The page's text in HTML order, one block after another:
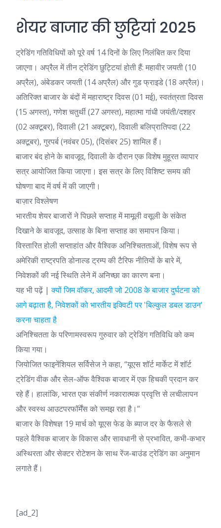
शेयर बाजार की छुट्टियां 2025
ट्रेडिंग गतिविधियों को पूरे वर्ष 14 दिनों के लिए निलंबित कर दिया
जाएगा। अप्रैल में तीन ट्रेडिंग छुट्टियां होती हैं: महावीर जयती (10
अप्रैल), अंबेडकर जयती (14 अप्रैल) और गुड फ्राइडे (18 अप्रैल)।
अतिरिक्त बाजार के बंदों में महाराष्ट्र दिवस (01 मई), स्वतंत्रता दिवस
(15 अगस्त), गणेश चतुर्थी (27 अगस्त), महात्मा गांधी जयंती/दशहर
(02 अक्टूबर), दिवाली (21 अक्टूबर), दिवाली बलिप्रातिपदा (22
अक्टूबर), गुरपर्ब (नवंबर 05), (दिसंबर 25) शामिल हैं।
बाजार बंद होने के बावजूद, दिवाली के दौरान एक विशेष मुहूरत व्यापार
सत्र आयोजित किया जाएगा। इस सत्र के लिए विशिष्ट समय की
घोषणा बाद में वर्ष में की जाएगी।
बाज़ार विश्लेषण
भारतीय शेयर बाजारों ने पिछले सप्ताह में मामूली वसूली के संकेत
दिखाने के बावजूद, उत्साह के बिना सप्ताह का समापन किया।
विस्तारित होली सप्ताहांत और वैश्विक अनिश्चितताओं, विशेष रूप से
अमेरिकी राष्ट्रपति डोनाल्ड ट्रम्प की टैरिफ नीतियों के बारे में,
निवेशकों की नई स्थिति लेने में अनिच्छा का कारण बना।
यह भी पढ़ें |क्यों जिम वॉकर, आदमी जो 2008 के बाजार दुर्घटना को
आगे बढ़ाता है, निवेशकों को भारतीय इक्विटी पर 'बिल्कुल डबल डाउन'
करना चाहता है
अनिश्चितता के परिणामस्वरूप गुरुवार को ट्रेडिंग गतिविधि को कम
किया गया।
जियोजित फाइनेंशियल सर्विसेज ने कहा, “यूएस शॉर्ट मार्केट में शॉर्ट
ट्रेडिंग वीक और सेल-ऑफ वैश्विक बाजार में एक हिचकी प्रदान कर
रहे हैं। हालांकि, भारत एक संकीर्ण नकारात्मक प्रवृत्ति से लचीलापन
और स्वस्थ आउटपरफॉर्मेंस को समझ रहा है।”
बाजार के विशेषज्ञ 19 मार्च को यूएस फेड के ब्याज दर के फैसले से
पहले वैश्विक बाजार के विकास और सावधानी से प्रभावित, कभी-कभार
अस्थिरता और सेक्टर रोटेशन के साथ रेंज-बाउंड ट्रेडिंग का अनुमान
लगाते हैं।
[ad_2]